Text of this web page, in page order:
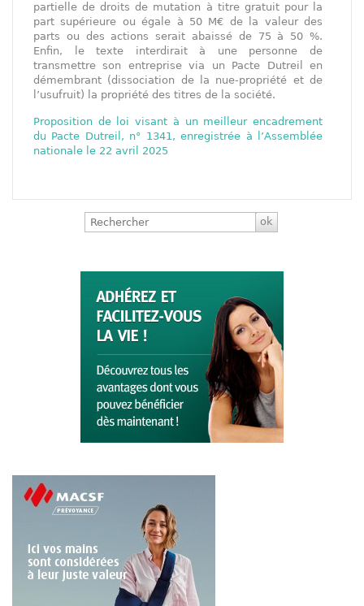
partielle de droits de mutation à titre gratuit pour la
part supérieure ou égale à 50 M€ de la valeur des
parts ou des actions serait abaissé de 75 à 50 %.
Enfin, le texte interdirait à une personne de
transmettre son entreprise via un Pacte Dutreil en
démembrant (dissociation de la nue‑propriété et de
l’usufruit) la propriété des titres de la société.
Proposition de loi visant à un meilleur encadrement
du Pacte Dutreil, n° 1341, enregistrée à l’Assemblée
nationale le 22 avril 2025